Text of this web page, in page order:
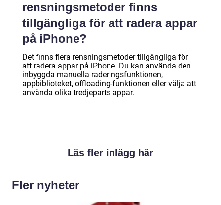
rensningsmetoder finns
tillgängliga för att radera appar
på iPhone?
Det finns flera rensningsmetoder tillgängliga för
att radera appar på iPhone. Du kan använda den
inbyggda manuella raderingsfunktionen,
appbiblioteket, offloading-funktionen eller välja att
använda olika tredjeparts appar.
Läs fler inlägg här
Fler nyheter